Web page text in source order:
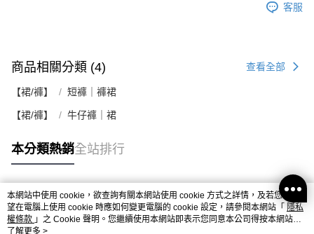
客服
商品相關分類 (4) 查看全部
【裙/褲】 短褲｜褲裙
【裙/褲】 牛仔褲｜裙
本分類熱銷全站排行
熱門標籤
本網站中使用 cookie，欲查詢有關本網站使用 cookie 方式之詳情，及若您不希
望在電腦上使用 cookie 時應如何變更電腦的 cookie 設定，請參閱本網站「 隱私
權條款 」之 Cookie 聲明。您繼續使用本網站即表示您同意本公司得按本網站使
用條款之 Cookie 聲明使用 cookie。
了解更多 >